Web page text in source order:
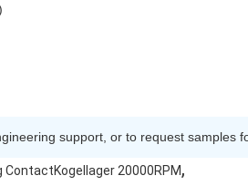
support, or to request samples
ContactKogellager 20000RPM,